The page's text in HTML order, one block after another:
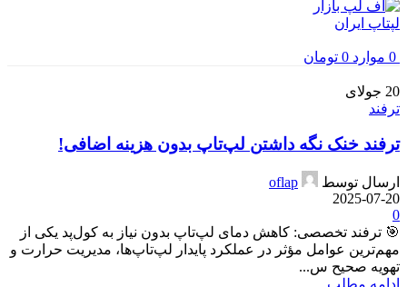
0 موارد 0 تومان
20 جولای
ترفند
ترفند خنک نگه داشتن لپ‌تاپ بدون هزینه اضافی!
ارسال توسط
oflap
2025-07-20
0
🎯 ترفند تخصصی: کاهش دمای لپ‌تاپ بدون نیاز به کول‌پد یکی از
مهم‌ترین عوامل مؤثر در عملکرد پایدار لپ‌تاپ‌ها، مدیریت حرارت و
تهویه صحیح س...